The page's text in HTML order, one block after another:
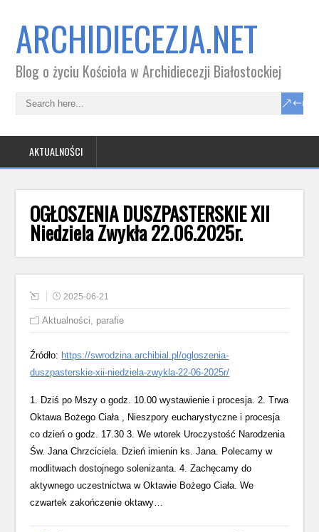
ARCHIDIECEZJA.NET
Blog o życiu Kościoła w Archidiecezji Białostockiej
AKTUALNOŚCI
OGŁOSZENIA DUSZPASTERSKIE XII
Niedziela Zwykła 22.06.2025r.
2025-06-21
Aktualności, parafie
Źródło: https://swrodzina.archibial.pl/ogloszenia-
duszpasterskie-xii-niedziela-zwykla-22-06-2025r/
1. Dziś po Mszy o godz. 10.00 wystawienie i procesja. 2. Trwa
Oktawa Bożego Ciała , Nieszpory eucharystyczne i procesja
co dzień o godz. 17.30 3. We wtorek Uroczystość Narodzenia
Św. Jana Chrzciciela. Dzień imienin ks. Jana. Polecamy w
modlitwach dostojnego solenizanta. 4. Zachęcamy do
aktywnego uczestnictwa w Oktawie Bożego Ciała. We
czwartek zakończenie oktawy…